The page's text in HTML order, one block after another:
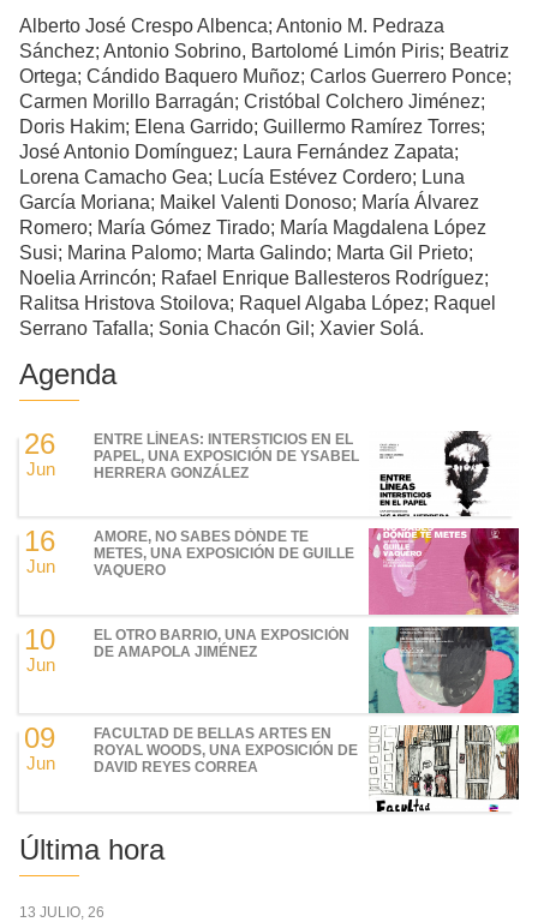
Alberto José Crespo Albenca; Antonio M. Pedraza
Sánchez; Antonio Sobrino, Bartolomé Limón Piris; Beatriz
Ortega; Cándido Baquero Muñoz; Carlos Guerrero Ponce;
Carmen Morillo Barragán; Cristóbal Colchero Jiménez;
Doris Hakim; Elena Garrido; Guillermo Ramírez Torres;
José Antonio Domínguez; Laura Fernández Zapata;
Lorena Camacho Gea; Lucía Estévez Cordero; Luna
García Moriana; Maikel Valenti Donoso; María Álvarez
Romero; María Gómez Tirado; María Magdalena López
Susi; Marina Palomo; Marta Galindo; Marta Gil Prieto;
Noelia Arrincón; Rafael Enrique Ballesteros Rodríguez;
Ralitsa Hristova Stoilova; Raquel Algaba López; Raquel
Serrano Tafalla; Sonia Chacón Gil; Xavier Solá.
Agenda
26
Jun
ENTRE LÍNEAS: INTERSTICIOS EN EL
PAPEL, UNA EXPOSICIÓN DE YSABEL
HERRERA GONZÁLEZ
16
Jun
AMORE, NO SABES DÓNDE TE
METES, UNA EXPOSICIÓN DE GUILLE
VAQUERO
10
Jun
EL OTRO BARRIO, UNA EXPOSICIÓN
DE AMAPOLA JIMÉNEZ
09
Jun
FACULTAD DE BELLAS ARTES EN
ROYAL WOODS, UNA EXPOSICIÓN DE
DAVID REYES CORREA
Última hora
13 JULIO, 26